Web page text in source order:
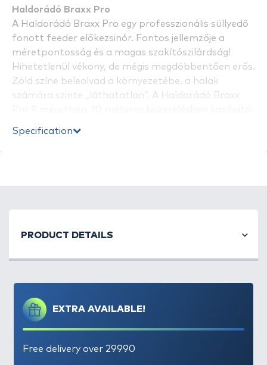
Haldorádó Braxx Pro
A Haldorádó Braxx Pro egy professzionális süllyedő
fonott feeder előkezsinór. Fontos jellemzője a
méretpontosság és a magas szakítószilárdság!
Hihetetlenül vékony, de mégis megdöbbentően erős.
Zöld színe beleolvad a környezetébe, a halak
számára szinte „láthatatlan”. A Haldorádó Braxx
Lágyság és erő egyben!
Specification
EXTRA AVAILABLE!
Free delivery over 29990
PRODUCT DETAILS